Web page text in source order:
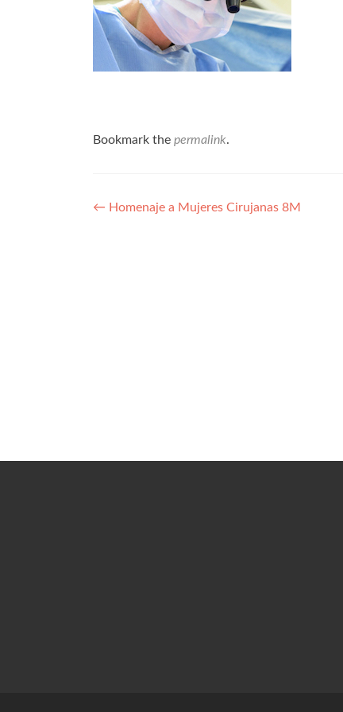
Bookmark the permalink.
Navegación
← Homenaje a Mujeres Cirujanas 8M